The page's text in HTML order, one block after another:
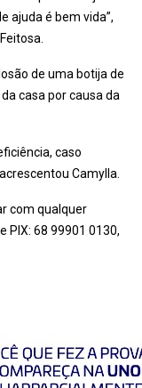
ajuda é bem vida”,
de uma botija de
casa por causa da
caso
Camylla.
com qualquer
PIX: 68 99901 0130,